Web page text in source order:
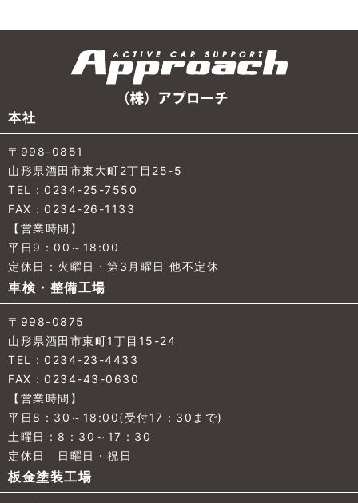
本社
〒998-0851
山形県酒田市東大町2丁目25-5
TEL：0234-25-7550
FAX：0234-26-1133
【営業時間】
平日9：00～18:00
定休日：火曜日・第3月曜日 他不定休
車検・整備工場
〒998-0875
山形県酒田市東町1丁目15-24
TEL：0234-23-4433
FAX：0234-43-0630
【営業時間】
平日8：30～18:00(受付17：30まで)
土曜日：8：30～17：30
定休日 日曜日・祝日
板金塗装工場